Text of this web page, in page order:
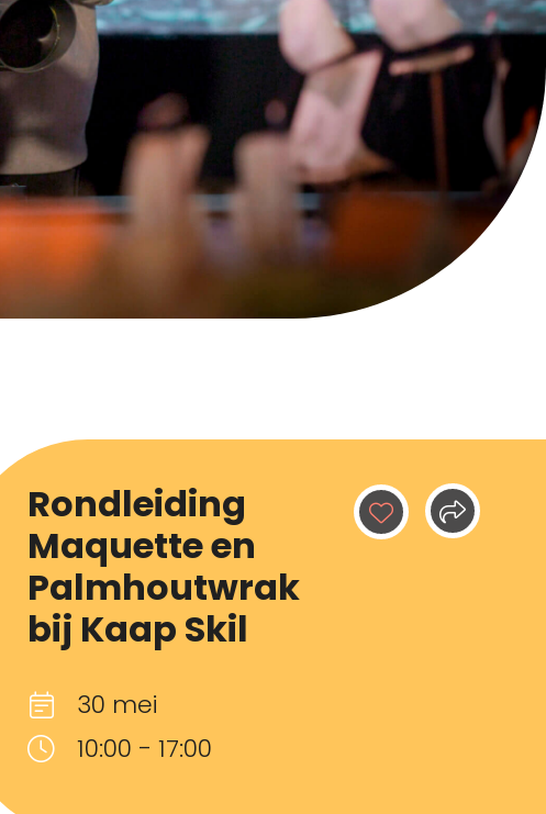
Rondleiding
Maquette en
Palmhoutwrak
bij Kaap Skil
30 mei
10:00 - 17:00